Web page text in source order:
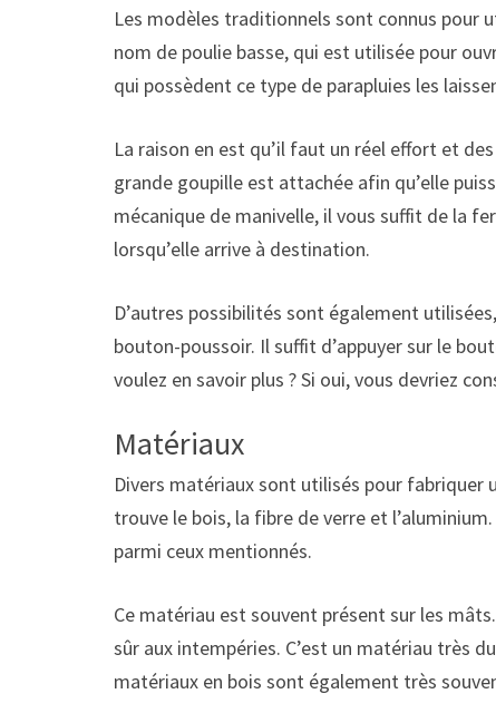
Les modèles traditionnels sont connus pour
nom de poulie basse, qui est utilisée pour
qui possèdent ce type de parapluies les
La raison en est qu’il faut un réel effort et
grande goupille est attachée afin qu’elle
mécanique de manivelle, il vous suffit de la
lorsqu’elle arrive à destination.
D’autres possibilités sont également
bouton-poussoir. Il suffit d’appuyer sur le
voulez en savoir plus ? Si oui, vous devriez
Matériaux
Divers matériaux sont utilisés pour fabriquer
trouve le bois, la fibre de verre et
parmi ceux mentionnés.
Ce matériau est souvent présent sur les
sûr aux intempéries. C’est un matériau très
matériaux en bois sont également très